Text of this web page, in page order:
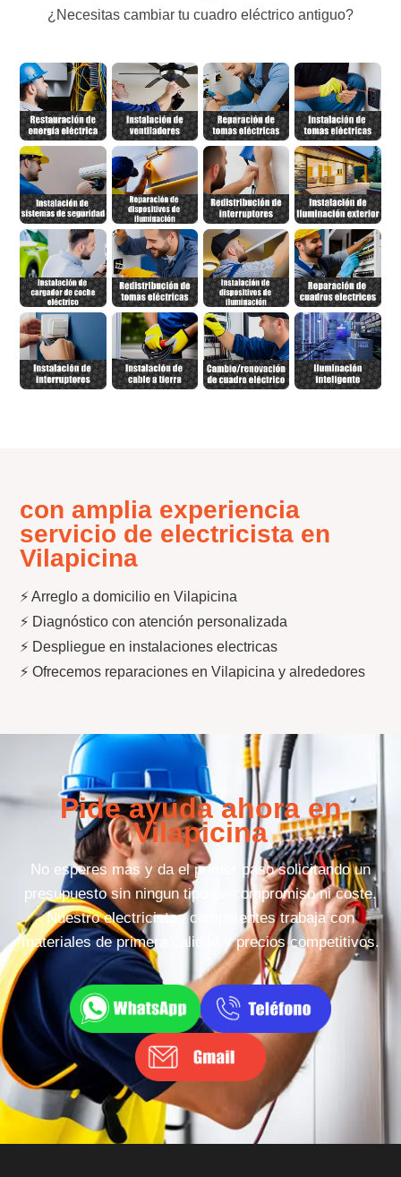
¿Necesitas cambiar tu cuadro eléctrico antiguo?
con amplia experiencia
servicio de electricista en
Vilapicina
⚡ Arreglo a domicilio en Vilapicina
⚡ Diagnóstico con atención personalizada
⚡ Despliegue en instalaciones electricas
⚡ Ofrecemos reparaciones en Vilapicina y alrededores
Pide ayuda ahora en
Vilapicina
No esperes mas y da el primer paso solicitando un
presupuesto sin ningun tipo de compromiso ni coste.
Nuestro electricistas competentes trabaja con
materiales de primera calidad y precios competitivos.